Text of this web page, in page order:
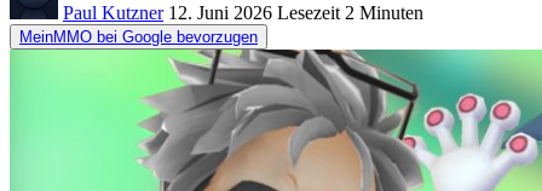
Paul Kutzner 12. Juni 2026 Lesezeit 2 Minuten
MeinMMO bei Google bevorzugen